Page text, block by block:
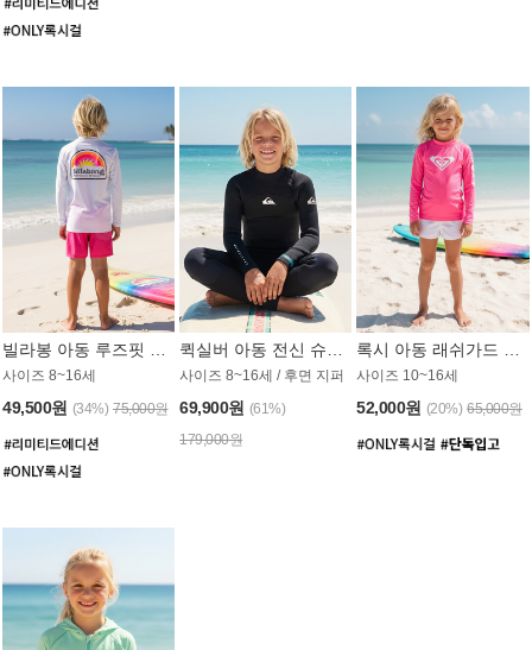
사이즈 8~16세
49,500원 (34%) 75,000원
사이즈 8~16세 / 후면 지퍼
69,900원 (61%)
179,000원
사이즈 10~16세
52,000원 (20%) 65,000원